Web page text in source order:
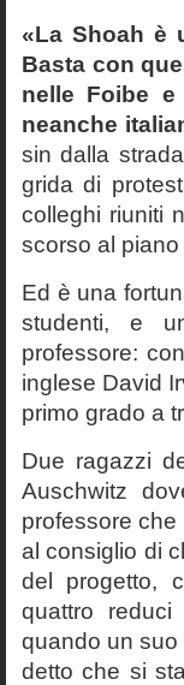
«La Shoah è
Basta con
nelle Foibe
neanche
sin dalla
grida di
colleghi riuniti
scorso al
Ed è una
studenti, e
professore:
inglese David
primo grado a
Due ragazzi
Auschwitz
professore
al consiglio di
del progetto,
quattro
quando un
detto che si